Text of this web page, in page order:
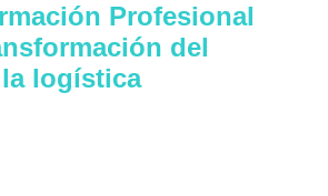
Profesional
del
logística